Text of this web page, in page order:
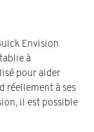
Envision
à
pour aider
réellement à ses
, il est possible